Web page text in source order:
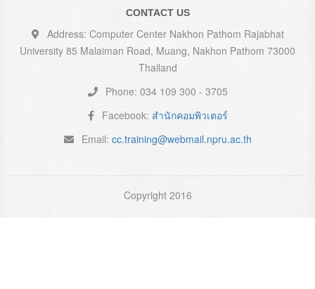
CONTACT US
Address: Computer Center Nakhon Pathom Rajabhat
University 85 Malaiman Road, Muang, Nakhon Pathom 73000
Thailand
Phone: 034 109 300 - 3705
Facebook: สำนักคอมพิวเตอร์
Email: cc.training@webmail.npru.ac.th
Copyright 2016